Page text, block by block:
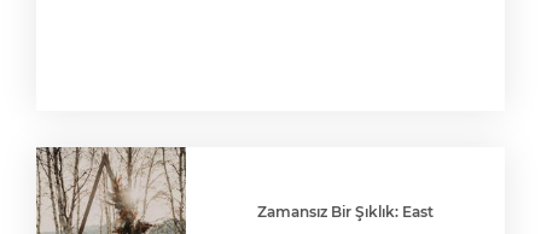
Zamansız Bir Şıklık: East